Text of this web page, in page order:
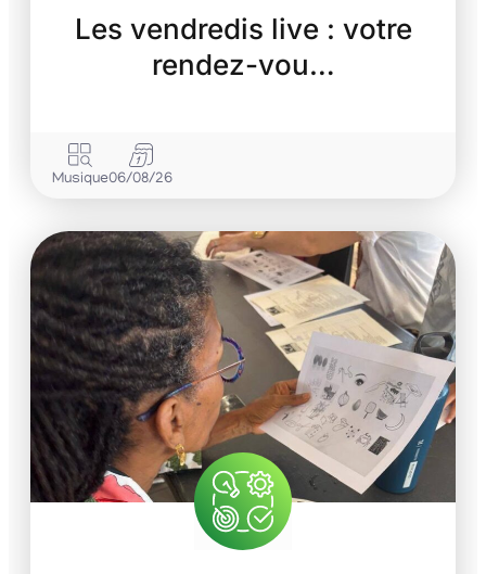
Les vendredis live : votre
rendez-vou…
Musique06/08/26